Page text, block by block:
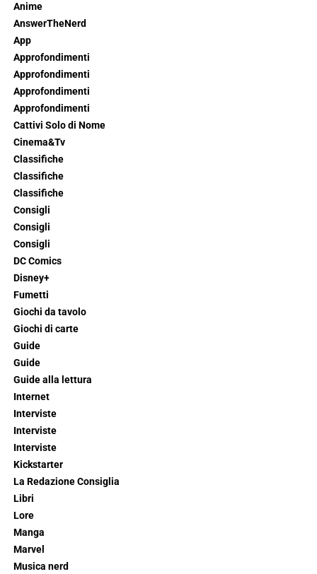
Anime
AnswerTheNerd
App
Approfondimenti
Approfondimenti
Approfondimenti
Approfondimenti
Cattivi Solo di Nome
Cinema&Tv
Classifiche
Classifiche
Classifiche
Consigli
Consigli
Consigli
DC Comics
Disney+
Fumetti
Giochi da tavolo
Giochi di carte
Guide
Guide
Guide alla lettura
Internet
Interviste
Interviste
Interviste
Kickstarter
La Redazione Consiglia
Libri
Lore
Manga
Marvel
Musica nerd